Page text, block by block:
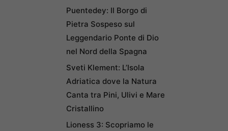
Puentedey: Il Borgo di
Pietra Sospeso sul
Leggendario Ponte di Dio
nel Nord della Spagna
Sveti Klement: L’Isola
Adriatica dove la Natura
Canta tra Pini, Ulivi e Mare
Cristallino
Lioness 3: Scopriamo le